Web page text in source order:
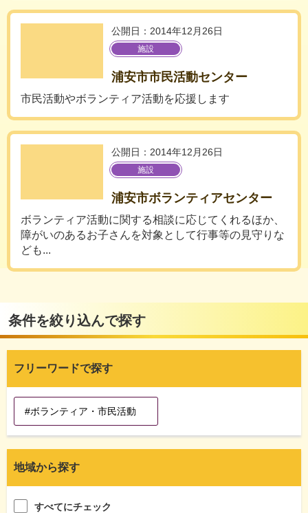
公開日：2014年12月26日
施設
浦安市市民活動センター
市民活動やボランティア活動を応援します
公開日：2014年12月26日
施設
浦安市ボランティアセンター
ボランティア活動に関する相談に応じてくれるほか、
障がいのあるお子さんを対象として行事等の見守りな
ども...
条件を絞り込んで探す
フリーワードで探す
地域から探す
すべてにチェック